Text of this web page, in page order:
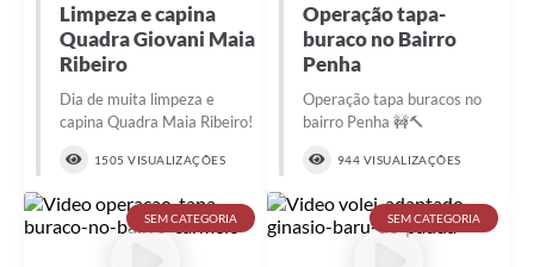
Limpeza e capina
Quadra Giovani Maia
Ribeiro
Dia de muita limpeza e
capina Quadra Maia Ribeiro!
1505 VISUALIZAÇÕES
Operação tapa-
buraco no Bairro
Penha
Operação tapa buracos no
bairro Penha 🚧🔨
944 VISUALIZAÇÕES
SEM CATEGORIA SEM CATEGORIA